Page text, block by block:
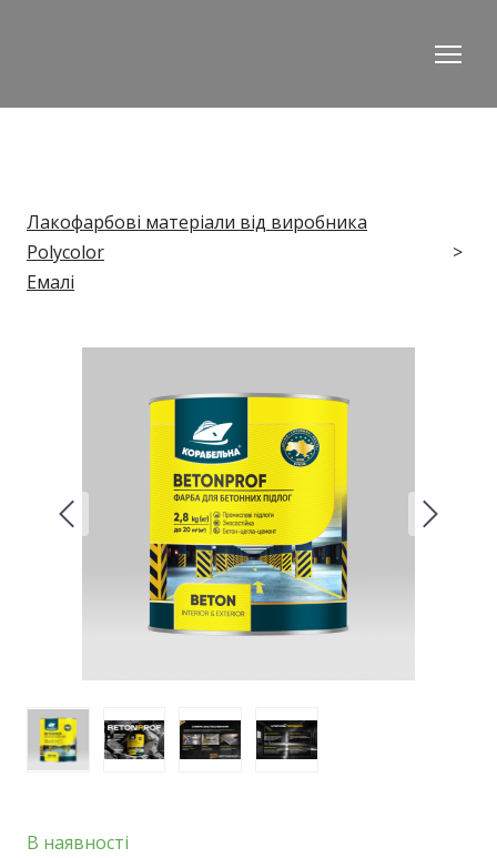
Лакофарбові матеріали від виробника
Polycolor
Емалі
В наявності